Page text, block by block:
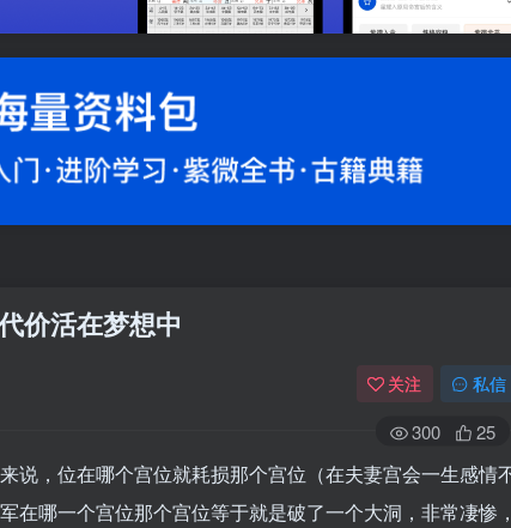
价活在梦想中
关注 私信
300 25
说，位在哪个宫位就耗损那个宫位（在夫妻宫会一生感情
在哪一个宫位那个宫位等于就是破了一个大洞，非常凄惨，